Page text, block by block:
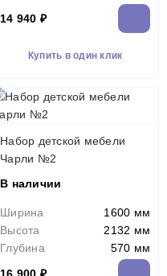
14 940 ₽
Купить в один клик
Набор детской мебели
Чарли №2
В наличии
Ширина
1600 мм
Высота
2132 мм
Глубина
570 мм